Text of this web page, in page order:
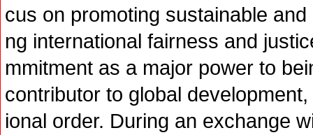
cus on promoting sustainable
ng international fairness and
mmitment as a major power to
contributor to global
ional order. During an exchange